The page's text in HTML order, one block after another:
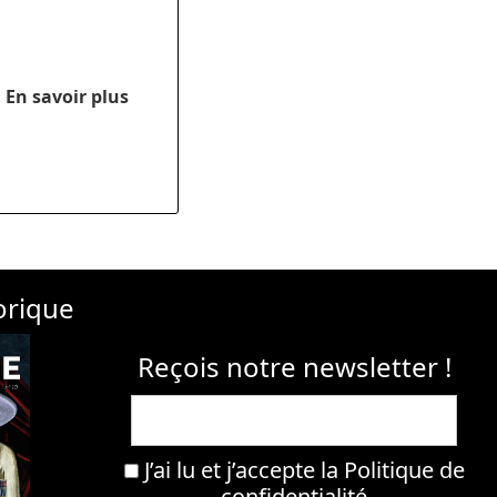
En savoir plus
Reçois notre newsletter !
J’ai lu et j’accepte la Politique de